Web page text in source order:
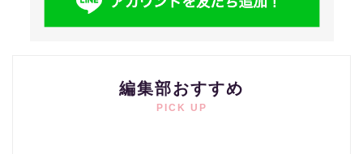
編集部おすすめ
PICK UP